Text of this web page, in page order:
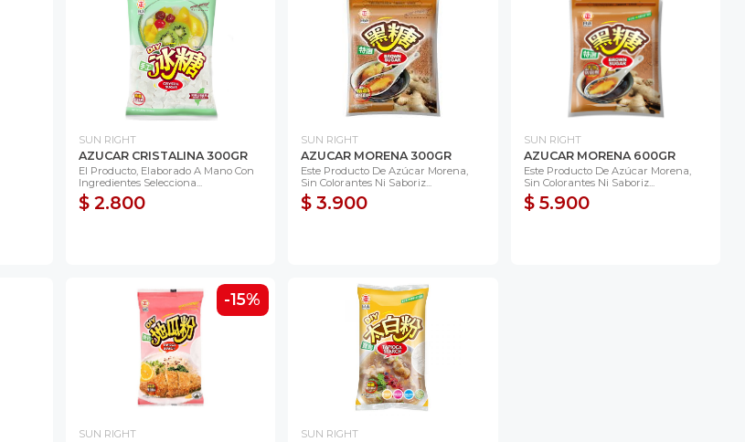
SUN RIGHT
AZUCAR CRISTALINA 300GR
El Producto, Elaborado A Mano Con
Ingredientes Selecciona...
$ 2.800
SUN RIGHT
AZUCAR MORENA 300GR
Este Producto De Azúcar Morena,
Sin Colorantes Ni Saboriz...
$ 3.900
SUN RIGHT
AZUCAR MORENA 600GR
Este Producto De Azúcar Morena,
Sin Colorantes Ni Saboriz...
$ 5.900
-15%
SUN RIGHT SUN RIGHT